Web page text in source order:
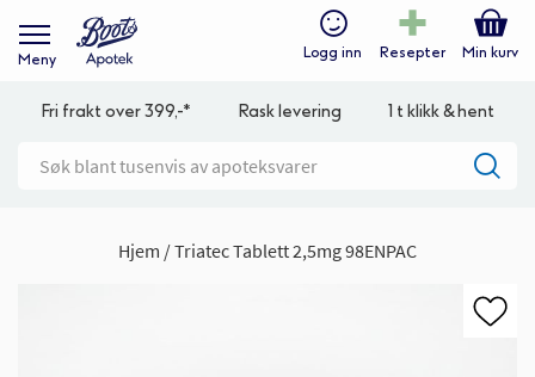
Meny Logg inn Resepter Min kurv
Fri frakt over 399,-* Rask levering 1 t klikk & hent
Hjem Triatec Tablett 2,5mg 98ENPAC